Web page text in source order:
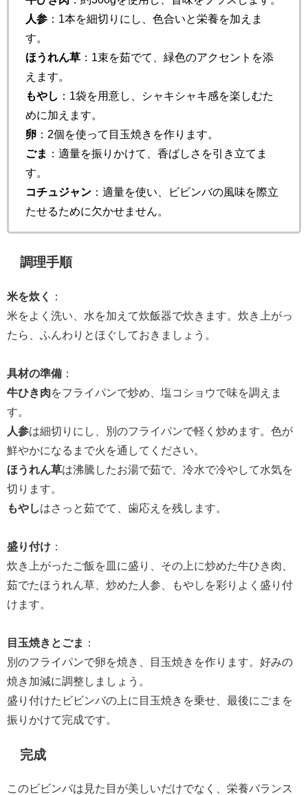
人参 ：1本を細切りにし、色合いと栄養を加えま
す。
ほうれん草 ：1束を茹でて、緑色のアクセントを添
えます。
もやし ：1袋を用意し、シャキシャキ感を楽しむた
めに加えます。
卵 ：2個を使って目玉焼きを作ります。
ごま
：適量を振りかけて、香ばしさを引き立てま
す。
コチュジャン ：適量を使い、ビビンバの風味を際立
たせるために欠かせません。
調理手順
米を炊く
：
米をよく洗い、水を加えて炊飯器で炊きます。炊き上がっ
たら、ふんわりとほぐしておきましょう。
具材の準備 ：
牛ひき肉をフライパンで炒め、塩コショウで味を調えま
す。
人参は細切りにし、別のフライパンで軽く炒めます。色が
鮮やかになるまで火を通してください。
ほうれん草は沸騰したお湯で茹で、冷水で冷やして水気を
切ります。
もやしはさっと茹でて、歯応えを残します。
盛り付け ：
炊き上がったご飯を皿に盛り、その上に炒めた牛ひき肉、
茹でたほうれん草、炒めた人参、もやしを彩りよく盛り付
けます。
目玉焼きとごま
：
別のフライパンで卵を焼き、目玉焼きを作ります。好みの
焼き加減に調整しましょう。
盛り付けたビビンバの上に目玉焼きを乗せ、最後にごまを
振りかけて完成です。
完成
このビビンバは見た目が美しいだけでなく、栄養バランス